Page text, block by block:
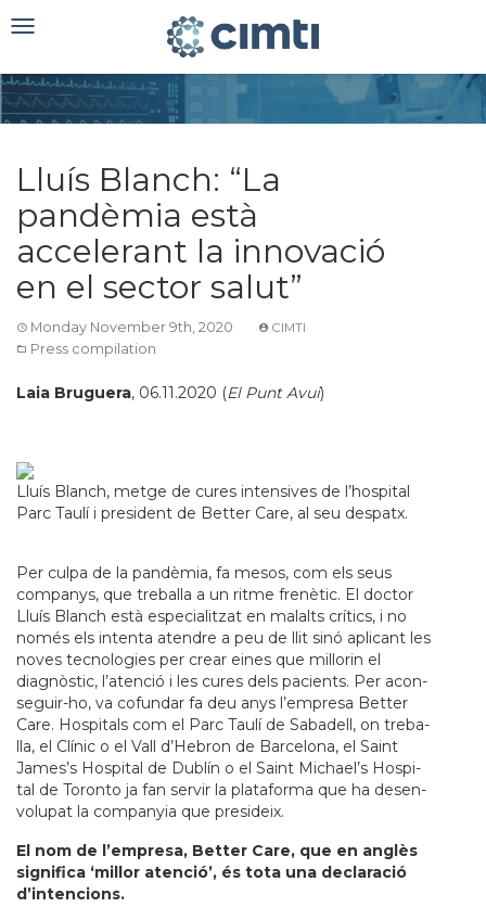
Toggle
Lluís Blanch: “La
pandèmia està
accelerant la innovació
en el sector salut”
Monday November 9th, 2020 CIMTI
Press compilation
Laia Bruguera, 06.11.2020 (El Punt Avui)
Lluís Blanch, metge de cures intensives de l’hospital
Parc Taulí i president de Better Care, al seu despatx.
Per culpa de la pandèmia, fa mesos, com els seus
com­panys, que tre­ba­lla a un ritme frenètic. El doc­tor
Lluís Blanch està espe­ci­a­lit­zat en malalts crítics, i no
només els intenta aten­dre a peu de llit sinó apli­cant les
noves tec­no­lo­gies per crear eines que millo­rin el
diagnòstic, l’atenció i les cures dels paci­ents. Per acon­
se­guir-ho, va cofun­dar fa deu anys l’empresa Bet­ter
Care. Hos­pi­tals com el Parc Taulí de Saba­dell, on tre­ba­
lla, el Clínic o el Vall d’Hebron de Bar­ce­lona, el Saint
James’s Hos­pi­tal de Dublín o el Saint Mic­hael’s Hos­pi­
tal de Toronto ja fan ser­vir la pla­ta­forma que ha desen­
vo­lu­pat la com­pa­nyia que pre­si­deix.
El nom de l’empresa, Better Care, que en anglès
significa ‘millor atenció’, és tota una declaració
d’intencions.